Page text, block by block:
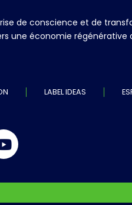
de conscience et de
une économie régénérative
LABEL IDEAS